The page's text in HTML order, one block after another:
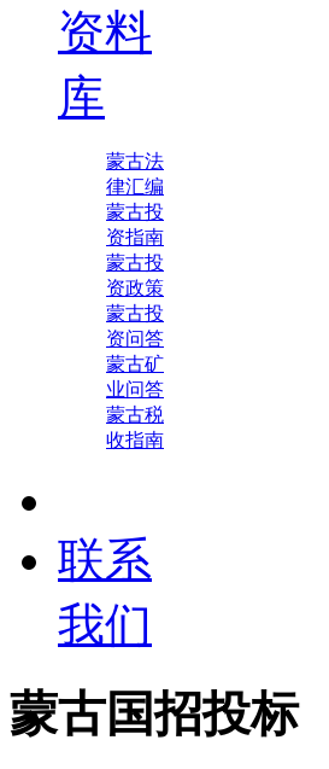
资料
库
蒙古法
律汇编
蒙古投
资指南
蒙古投
资政策
蒙古投
资问答
蒙古矿
业问答
蒙古税
收指南
联系
我们
蒙古国招投标